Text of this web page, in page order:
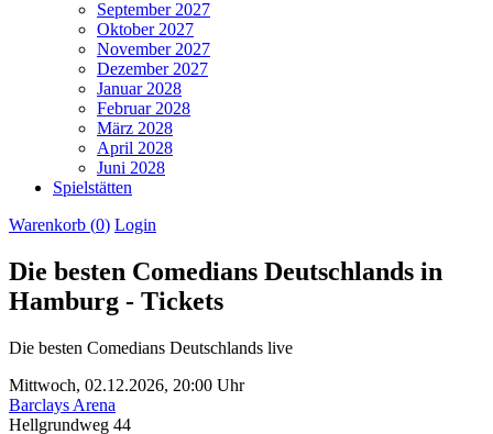
September 2027
Oktober 2027
November 2027
Dezember 2027
Januar 2028
Februar 2028
März 2028
April 2028
Juni 2028
Spielstätten
Warenkorb (0) Login
Die besten Comedians Deutschlands in
Hamburg - Tickets
Die besten Comedians Deutschlands live
Mittwoch, 02.12.2026, 20:00 Uhr
Barclays Arena
Hellgrundweg 44